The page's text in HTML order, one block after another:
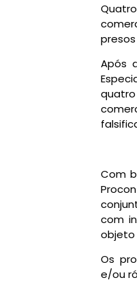
Após
Com
com
objeto
Os
e/ou